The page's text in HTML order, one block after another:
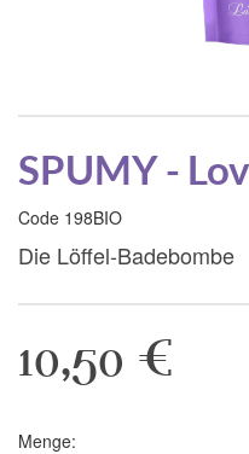
SPUMY -
Code 198BIO
Die Löffel-Badebombe
10,50 €
Menge: